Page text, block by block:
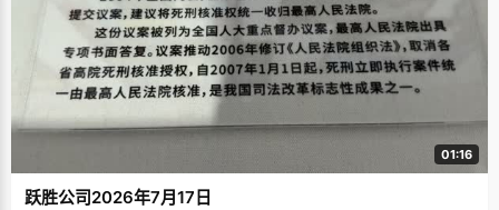
01:16
跃胜公司2026年7月17日